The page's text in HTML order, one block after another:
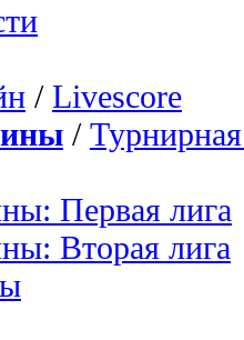
/ Livescore
/
Первая лига
Вторая лига